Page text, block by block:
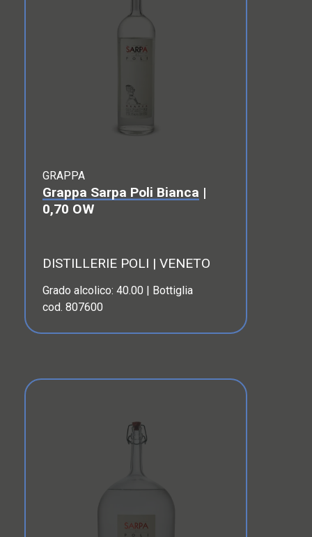
GRAPPA
Grappa Sarpa Poli Bianca |
0,70 OW
DISTILLERIE POLI | VENETO
Grado alcolico: 40.00 | Bottiglia
cod. 807600